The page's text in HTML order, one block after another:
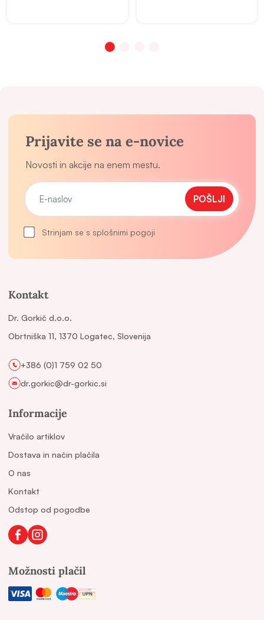
Kontakt
Dr. Gorkič d.o.o.
Obrtniška 11, 1370 Logatec, Slovenija
+386 (0)1 759 02 50
dr.gorkic@dr-gorkic.si
Informacije
Vračilo artiklov
Dostava in način plačila
O nas
Kontakt
Odstop od pogodbe
Možnosti plačil
Prijavite se na e-novice
Novosti in akcije na enem mestu.
POŠLJI
Strinjam se s splošnimi pogoji